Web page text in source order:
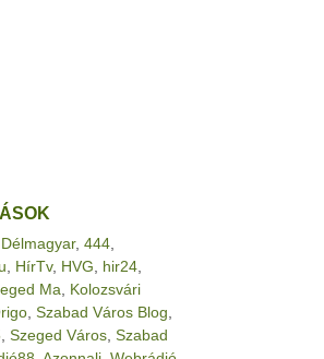
Délmagyar, 444
HírTv, HVG hir24
Ma
Kolozsvári
Szabad Város Blog
Szeged Város Szabad